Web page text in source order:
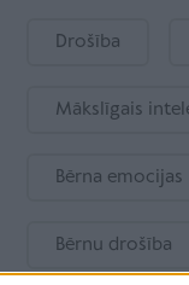
Drošība
Mākslīgais
Bērna emocijas
Bērnu drošība